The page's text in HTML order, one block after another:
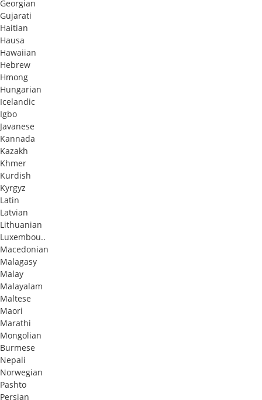
Georgian
Gujarati
Haitian
Hausa
Hawaiian
Hebrew
Hmong
Hungarian
Icelandic
Igbo
Javanese
Kannada
Kazakh
Khmer
Kurdish
Kyrgyz
Latin
Latvian
Lithuanian
Luxembou..
Macedonian
Malagasy
Malay
Malayalam
Maltese
Maori
Marathi
Mongolian
Burmese
Nepali
Norwegian
Pashto
Persian